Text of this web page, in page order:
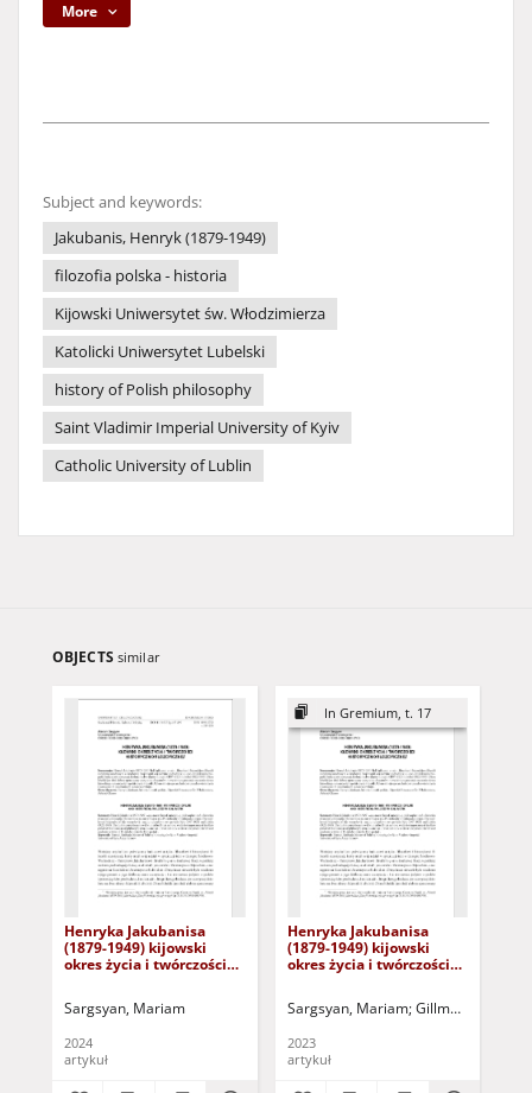
More
Subject and keywords:
Jakubanis, Henryk (1879-1949)
filozofia polska - historia
Kijowski Uniwersytet św. Włodzimierza
Katolicki Uniwersytet Lubelski
history of Polish philosophy
Saint Vladimir Imperial University of Kyiv
Catholic University of Lublin
OBJECTS similar
Henryka Jakubanisa
(1879-1949) kijowski
okres życia i twórczości
Sargsyan, Mariam
2024
artykuł
In Gremium, t. 17
Henryka Jakubanisa
(1879-1949) kijowski
okres życia i twórczości
1949) Kyiv period of life
philosophical work
Sargsyan, Mariam Gillmeister,
2023
artykuł